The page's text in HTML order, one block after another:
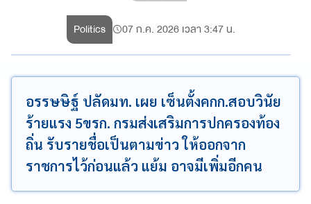
Politics 07 ก.ค. 2026 เวลา 3:47 น.
อรรษษิฐ์ ปลัดมท. เผย เซ็นตั้งคกก.สอบวินัย
ร้ายแรง 5ขรก. กรมส่งเสริมการปกครองท้อง
ถิ่น รับรายชื่อเป็นตามข่าว ให้ออกจาก
ราชการไว้ก่อนแล้ว แย้ม อาจมีเพิ่มอีกคน